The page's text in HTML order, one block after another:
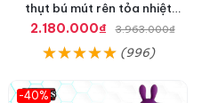
thụt bú mút rên tỏa nhiệt
mạnh
2.180.000₫ 3.963.000₫
(996)
-40%